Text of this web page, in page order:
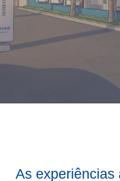
As experiências